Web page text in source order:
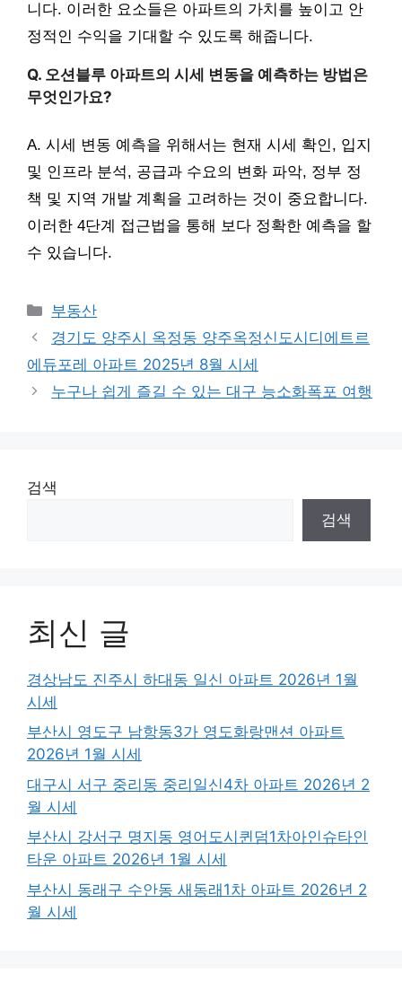
니다. 이러한 요소들은 아파트의 가치를 높이고 안
정적인 수익을 기대할 수 있도록 해줍니다.
Q. 오션블루 아파트의 시세 변동을 예측하는 방법은
무엇인가요?
A. 시세 변동 예측을 위해서는 현재 시세 확인, 입지
및 인프라 분석, 공급과 수요의 변화 파악, 정부 정
책 및 지역 개발 계획을 고려하는 것이 중요합니다.
이러한 4단계 접근법을 통해 보다 정확한 예측을 할
수 있습니다.
Categories
부동산
경기도 양주시 옥정동 양주옥정신도시디에트르
에듀포레 아파트 2025년 8월 시세
누구나 쉽게 즐길 수 있는 대구 능소화폭포 여행
검색
검색
최신 글
경상남도 진주시 하대동 일신 아파트 2026년 1월
시세
부산시 영도구 남항동3가 영도화랑맨션 아파트
2026년 1월 시세
대구시 서구 중리동 중리일신4차 아파트 2026년 2
월 시세
부산시 강서구 명지동 영어도시퀸덤1차아인슈타인
타운 아파트 2026년 1월 시세
부산시 동래구 수안동 새동래1차 아파트 2026년 2
월 시세